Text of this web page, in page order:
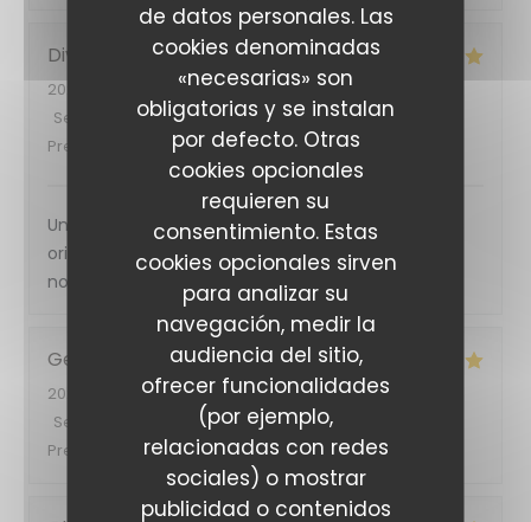
de datos personales. Las
cookies denominadas
«necesarias» son
obligatorias y se instalan
por defecto. Otras
cookies opcionales
requieren su
consentimiento. Estas
cookies opcionales sirven
para analizar su
navegación, medir la
audiencia del sitio,
ofrecer funcionalidades
(por ejemplo,
relacionadas con redes
sociales) o mostrar
publicidad o contenidos
Divina
2026-08-03
- 12:00 - Invitados 2
Servicio
/5 Ambiente: 5 /5 Menú : 5/5 Calidad /
Precio
Un accueil chaleureux , une cuisine et des saveurs
originales , donc comme jamais deux sans trois …
nous reviendrons !
Georg
2026-08-03
- 19:30 - Invitados 3
Servicio
Ambiente: 4/5 Menú:
Precio